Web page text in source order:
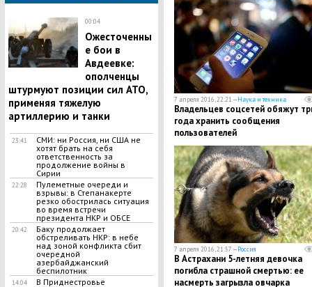
00:04
Ожесточенны
е бои в
Авдеевке:
ополченцы
штурмуют позиции сил АТО,
применяя тяжелую
артиллерию и танки
23:41
СМИ: ни Россия, ни США не
хотят брать на себя
ответственность за
продолжение войны в
Сирии
22:28
Пулеметные очереди и
взрывы: в Степанакерте
резко обострилась ситуация
во время встречи
президента НКР и ОБСЕ
20:42
Баку продолжает
обстреливать НКР: в небе
над зоной конфликта сбит
очередной
азербайджанский
беспилотник
14:04
В Приднестровье
7 апреля 2016, 22:21 —Наука и техника
Владельцев соцсетей обяжут
года хранить сообщения
пользователей
7 апреля 2016, 21:57 —Россия
В Астрахани 5-летняя девочка
погибла страшной смертью: ее
насмерть загрызла овчарка